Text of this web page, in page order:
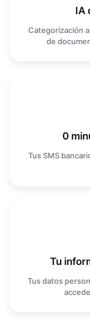
IA
Categorización
de
0
Tus SMS
Tu
Tus datos